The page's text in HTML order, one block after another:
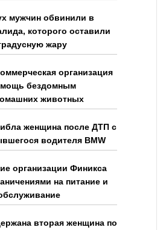
мужчин обвинили в
которого оставили
жару
организация
бездомным
животных
женщина после ДТП с
водителя BMW
организации Финикса
на питание и
вторая женщина по